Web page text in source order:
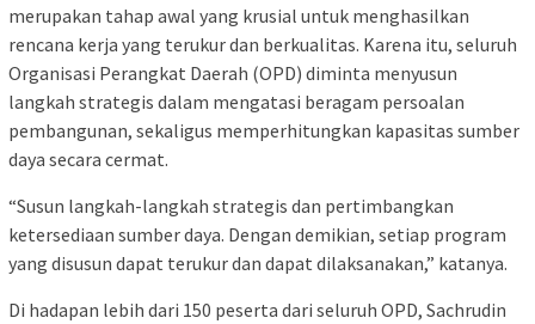
merupakan tahap awal yang krusial untuk menghasilkan
rencana kerja yang terukur dan berkualitas. Karena itu, seluruh
Organisasi Perangkat Daerah (OPD) diminta menyusun
langkah strategis dalam mengatasi beragam persoalan
pembangunan, sekaligus memperhitungkan kapasitas sumber
daya secara cermat.
“Susun langkah-langkah strategis dan pertimbangkan
ketersediaan sumber daya. Dengan demikian, setiap program
yang disusun dapat terukur dan dapat dilaksanakan,” katanya.
Di hadapan lebih dari 150 peserta dari seluruh OPD, Sachrudin